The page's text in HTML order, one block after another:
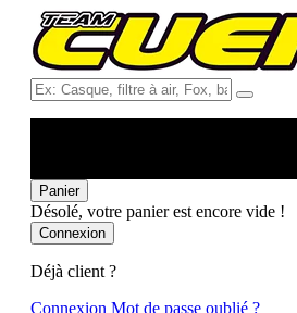
Ex:
Casque,
Fox,
...
Panier
Désolé, votre panier est encore vide !
Connexion
Déjà client ?
Connexion Mot de passe oublié ?